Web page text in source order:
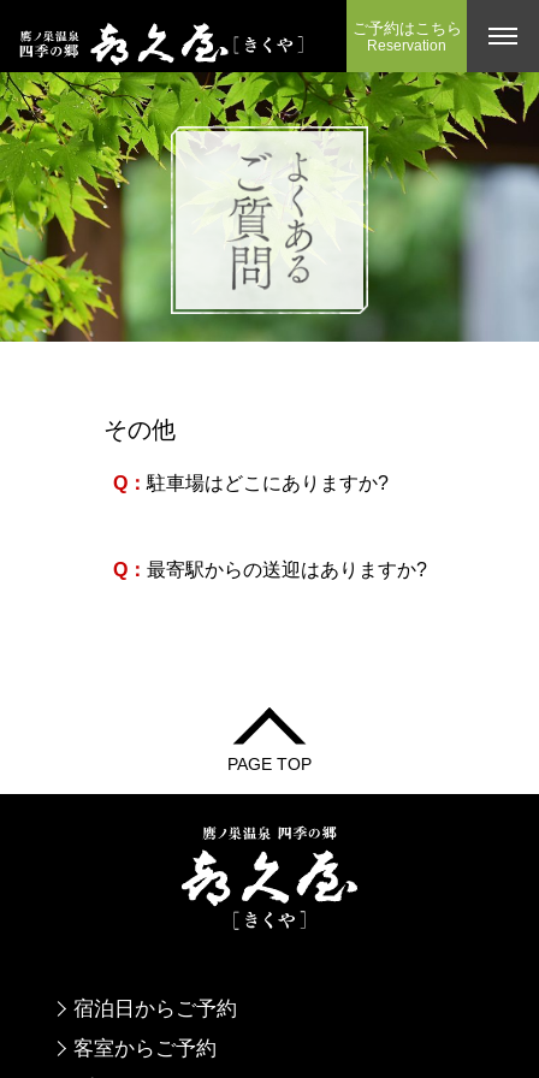
ご予約はこちら
Reservation
その他
Q： 駐車場はどこにありますか?
Q： 最寄駅からの送迎はありますか?
PAGE TOP
宿泊日からご予約
客室からご予約